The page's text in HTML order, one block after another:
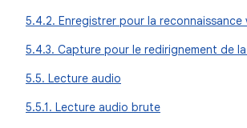
5.4.2. Enregistrer pour la reconnaissance
5.4.3. Capture pour le redirignement de
5.5. Lecture audio
5.5.1. Lecture audio brute